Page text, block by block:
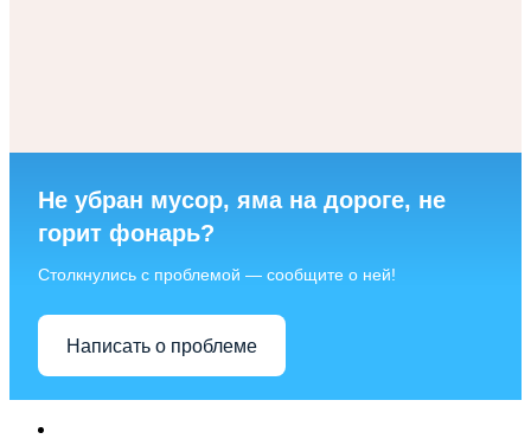
Не убран мусор, яма на дороге, не
горит фонарь?
Столкнулись с проблемой — сообщите о ней!
Написать о проблеме